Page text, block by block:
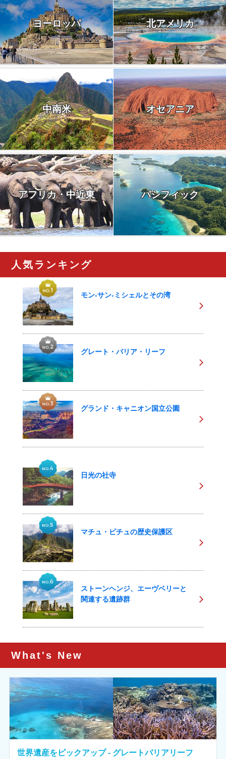
ヨーロッパ 北アメリカ
中南米 オセアニア
アフリカ・中近東 パシフィック
人気ランキング
モン-サン-ミシェルとその湾
グレート・バリア・リーフ
グランド・キャニオン国立公園
日光の社寺
マチュ・ピチュの歴史保護区
ストーンヘンジ、エーヴベリーと
関連する遺跡群
What's New
世界遺産をピックアップ - グレートバリアリーフ